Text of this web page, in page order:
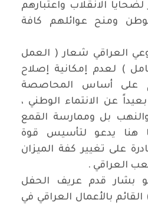
لضحايا الانقلاب واعتبارهم
ومنح عوائلهم كافة
العراقي شعار ( العمل
) لعدم إمكانية إصلاح
على أساس المحاصصة
بعيداً عن الانتماء الوطني ،
بل وممارسة القمع
هنا يدعو لتأسيس قوة
على تغيير كفة الميزان
العراقي .
بشار قدم عريف الحفل
بالأعمال العراقي في